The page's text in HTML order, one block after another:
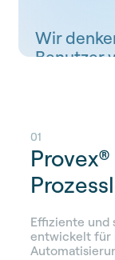
Wir
Benutzer
01
Effiziente und
entwickelt für